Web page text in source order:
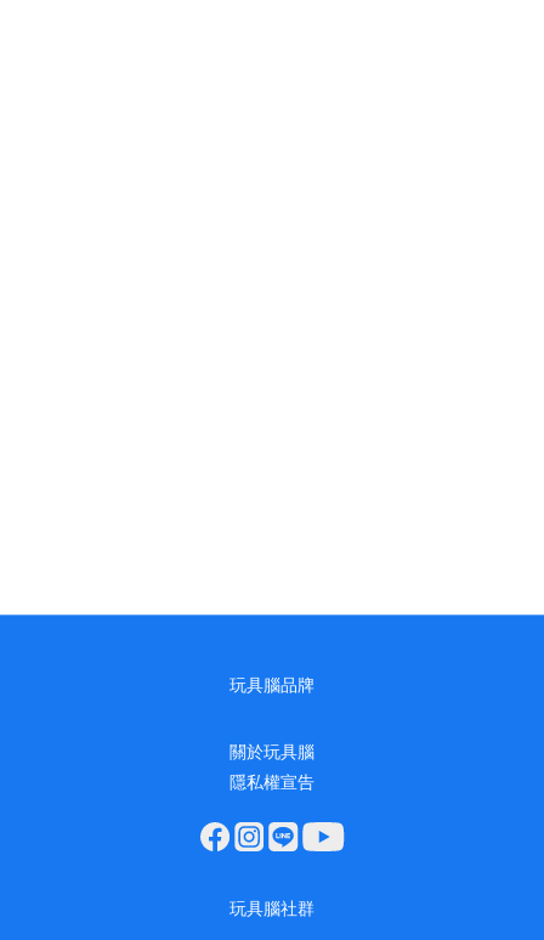
玩具腦品牌
關於玩具腦
隱私權宣告
玩具腦社群